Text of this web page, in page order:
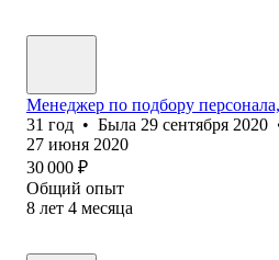
Менеджер по подбору
31 год • Была 29 сентября 2020
27 июня 2020
30 000 ₽
Общий опыт
8 лет 4 месяца